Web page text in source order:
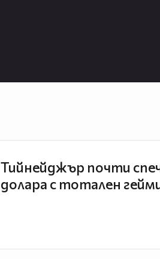
Тийнейджър почти
долара с тотален